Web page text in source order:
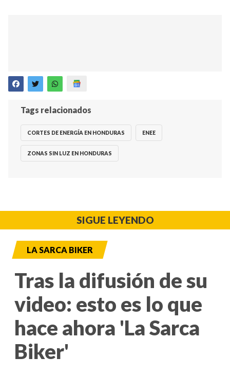
Tags relacionados
CORTES DE ENERGÍA EN HONDURAS ENEE
ZONAS SIN LUZ EN HONDURAS
SIGUE LEYENDO
LA SARCA BIKER
Tras la difusión de su
video: esto es lo que
hace ahora 'La Sarca
Biker'